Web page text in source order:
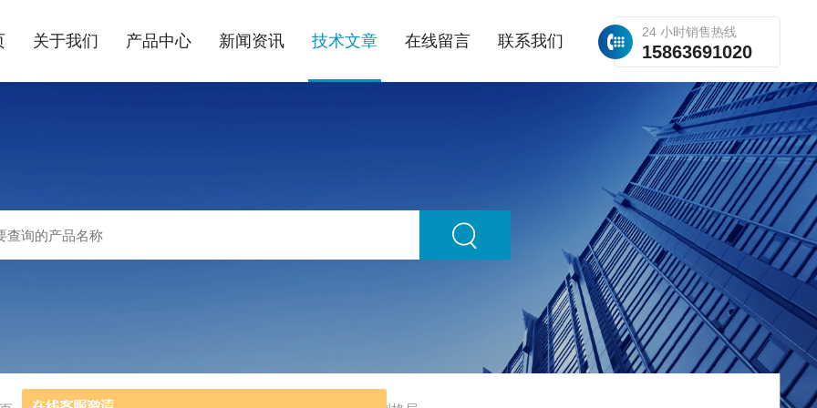
24 小时销售热线
15863691020
关于我们 产品中心 新闻资讯 技术文章 在线留言 联系我们